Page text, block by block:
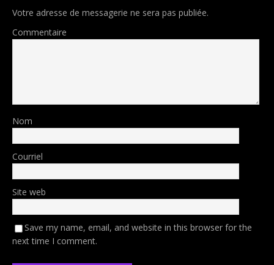
Votre adresse de messagerie ne sera pas publiée.
Commentaire
Nom
Courriel
Site web
Save my name, email, and website in this browser for the
next time I comment.